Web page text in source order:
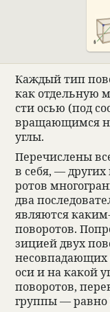
Каж­дый тип
как отдель­ную
сти осью (под
вращающимся
углы.
Пере­чис­лены
в себя, —
ро­тов
два
являются
пово­ро­тов.
зицией двух
несовпа­дающих
оси и на какой
пово­ро­тов,
группы — равно